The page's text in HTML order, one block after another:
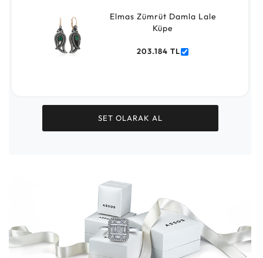
Elmas Zümrüt Damla Lale
Küpe
203.184 TL
SET OLARAK AL